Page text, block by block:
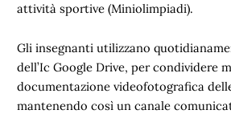
attività sportive (Miniolimpiadi).
Gli insegnanti utilizzano
dell’Ic Google Drive, per condividere
documentazione videofotografica
mantenendo così un canale